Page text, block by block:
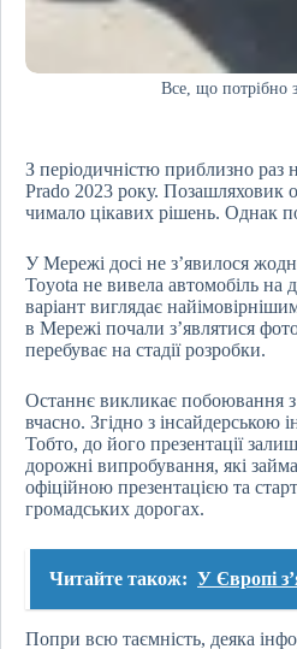
Все, що потрібно
З періодичністю приблизно раз
Prado 2023 року. Позашляховик
чимало цікавих рішень. Однак
У Мережі досі не з’явилося
Toyota не вивела автомобіль на
варіант виглядає
в Мережі почали з’являтися
перебуває на стадії розробки.
Останнє викликає побоювання
вчасно. Згідно з
Тобто, до його презентації
дорожні випробування, які
офіційною презентацією та
громадських дорогах.
Читайте також: У Європі
Попри всю таємність, деяка